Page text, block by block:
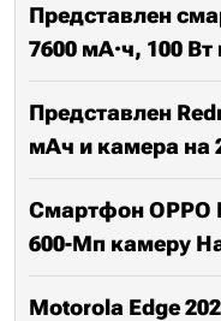
Представлен
7600 мА·ч, 100
Представлен
мАч и камера на
Смартфон OPPO
600-Мп камеру
Motorola Edge